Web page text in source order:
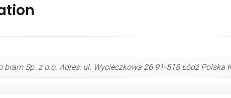
bram Sp. z o.o. Adres: ul. Wycieczkowa 26 91-518 Łódź